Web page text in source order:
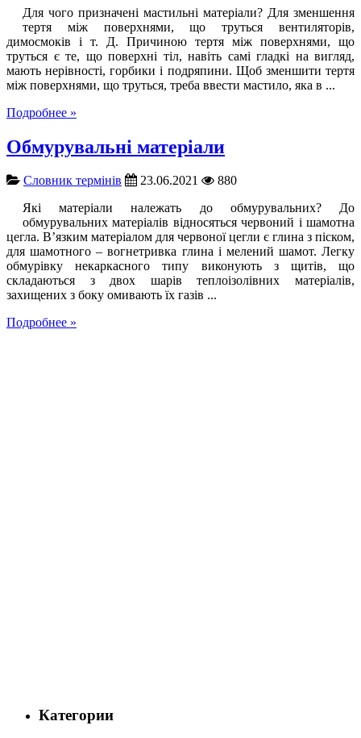
Для чого призначені мастильні матеріали? Для зменшення
тертя між поверхнями, що труться вентиляторів,
димосмоків і т. Д. Причиною тертя між поверхнями, що
труться є те, що поверхні тіл, навіть самі гладкі на вигляд,
мають нерівності, горбики і подряпини. Щоб зменшити тертя
між поверхнями, що труться, треба ввести мастило, яка в ...
Подробнее »
Обмурувальні матеріали
Словник термінів 23.06.2021
880
Які матеріали належать до обмурувальних? До
обмурувальних матеріалів відносяться червоний і шамотна
цегла. В’язким матеріалом для червоної цегли є глина з піском,
для шамотного – вогнетривка глина і мелений шамот. Легку
обмурівку некаркасного типу виконують з щитів, що
складаються з двох шарів теплоізолівних матеріалів,
захищених з боку омивають їх газів ...
Подробнее »
Категории